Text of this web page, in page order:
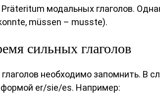
модальных глаголов.
müssen – musste).
сильных глаголов
необходимо запомнить. В
er/sie/es. Например: